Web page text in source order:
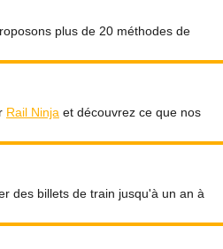
plus de 20 méthodes de
Rail Ninja et découvrez ce que nos
des billets de train jusqu'à un an à